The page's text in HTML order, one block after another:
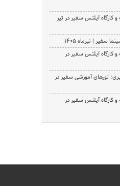
کارگاه آیلتس سفیر در تیر
سفیر | تیرماه ۱۴۰۵
و کارگاه آیلتس سفیر در
تورهای آموزشی سفیر در
و کارگاه آیلتس سفیر در